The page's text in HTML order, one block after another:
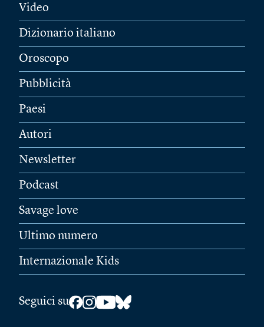
Video
Dizionario italiano
Oroscopo
Pubblicità
Paesi
Autori
Newsletter
Podcast
Savage love
Ultimo numero
Internazionale Kids
Seguici su